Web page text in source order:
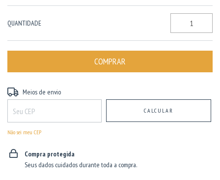
QUANTIDADE
Entregas para o CEP:
Meios de envio
CALCULAR
Não sei meu CEP
Compra protegida
Seus dados cuidados durante toda a compra.